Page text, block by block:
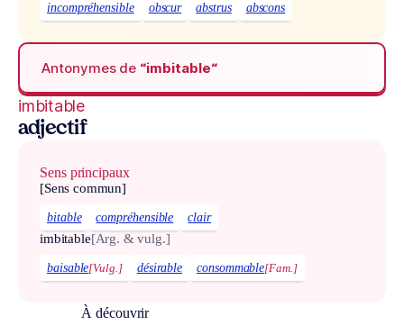
incompréhensible obscur abstrus abscons
Antonymes de “imbitable“
imbitable
adjectif
Sens principaux
[Sens commun]
bitable compréhensible clair
imbitable[Arg. & vulg.]
baisable[Vulg.] désirable consommable[Fam.]
À découvrir